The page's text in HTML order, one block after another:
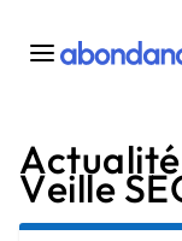
Toutes les actus
Actus SEO
Plateforme
Veille